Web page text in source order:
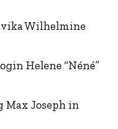
Wilhelmine
Helene “Néné”
Max Joseph in